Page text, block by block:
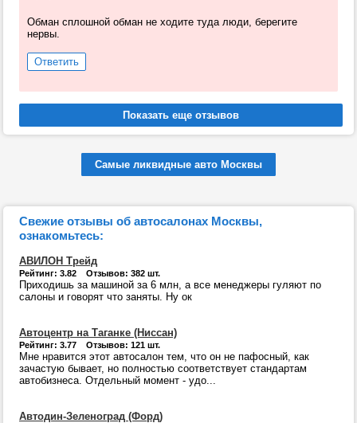
Обман сплошной обман не ходите туда люди, берегите
нервы.
Ответить
Самые ликвидные авто Москвы
Свежие отзывы об автосалонах Москвы,
ознакомьтесь:
АВИЛОН Трейд
Рейтинг: 3.82 Отзывов: 382 шт.
Приходишь за машиной за 6 млн, а все менеджеры гуляют по
салоны и говорят что заняты. Ну ок
Автоцентр на Таганке (Ниссан)
Рейтинг: 3.77 Отзывов: 121 шт.
Мне нравится этот автосалон тем, что он не пафосный, как
зачастую бывает, но полностью соответствует стандартам
автобизнеса. Отдельный момент - удо...
Автодин-Зеленоград (Форд)